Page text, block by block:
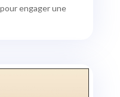
engager une